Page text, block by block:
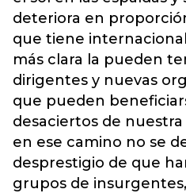
deteriora en
que tiene
más clara la pueden
dirigentes y nuevas
que pueden
desaciertos de
en ese camino no se
desprestigio de que
grupos de